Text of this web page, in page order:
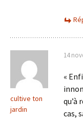
cultive ton
jardin
14
«
qu’à
cas,